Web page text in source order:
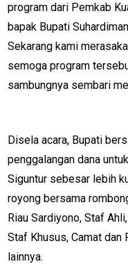
program dari Pemkab
bapak Bupati
Sekarang kami
semoga program
sambungnya sembari
Disela acara, Bupati
penggalangan dana
Siguntur sebesar lebih
royong bersama
Riau Sardiyono, Staf
Staf Khusus, Camat
lainnya.
Money
Liputan
Real
Gadget
Food
Review
SourceCode
Otomotif